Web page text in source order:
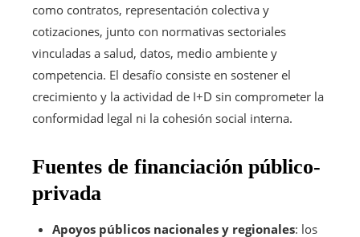
como contratos, representación colectiva y
cotizaciones, junto con normativas sectoriales
vinculadas a salud, datos, medio ambiente y
competencia. El desafío consiste en sostener el
crecimiento y la actividad de I+D sin comprometer la
conformidad legal ni la cohesión social interna.
Fuentes de financiación público-
privada
Apoyos públicos nacionales y regionales: los